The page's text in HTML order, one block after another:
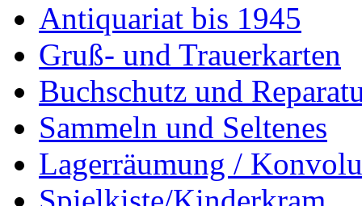
Antiquariat bis 1945
Gruß- und Trauerkarten
Buchschutz und
Sammeln und Seltenes
Lagerräumung /